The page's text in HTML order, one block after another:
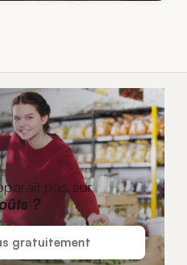
pas sur
?
gratuitement